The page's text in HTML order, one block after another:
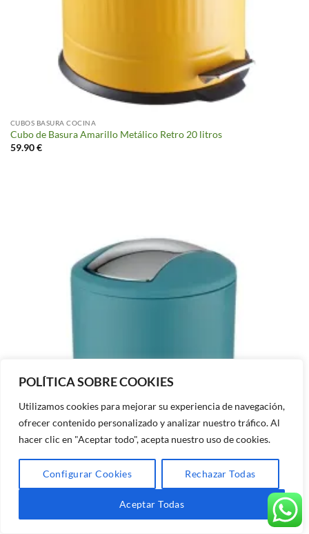
POLÍTICA SOBRE COOKIES
Utilizamos cookies para mejorar su experiencia de navegación,
ofrecer contenido personalizado y analizar nuestro tráfico. Al
hacer clic en "Aceptar todo", acepta nuestro uso de cookies.
Configurar Cookies Rechazar Todas
Aceptar Todas
CUBOS BASURA COCINA
Cubo de Basura Amarillo Metálico Retro 20 litros
59.90€